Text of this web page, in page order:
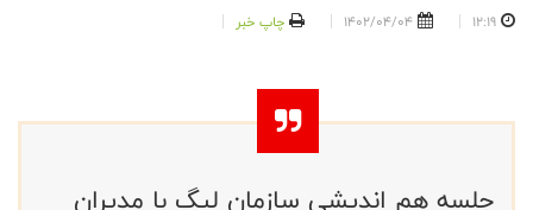
12:19
1402/04/04 چاپ خبر
جلسه هم اندیشی سازمان لیگ با مدیران